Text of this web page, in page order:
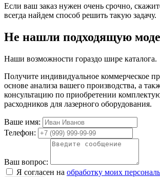
Если ваш заказ нужен очень срочно,
всегда найдем способ решить такую задачу.
Не нашли подходящую
Наши возможности гораздо шире каталога.
Получите индивидуальное коммерческое
основе анализа вашего производства, а
консультацию по приобретении
расходников для лазерного оборудования.
Ваше имя:
Телефон:
Ваш вопрос:
Я согласен на обработку моих